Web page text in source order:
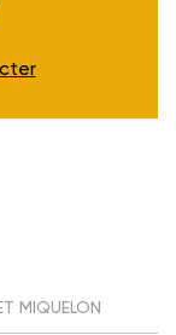
MIQUELON